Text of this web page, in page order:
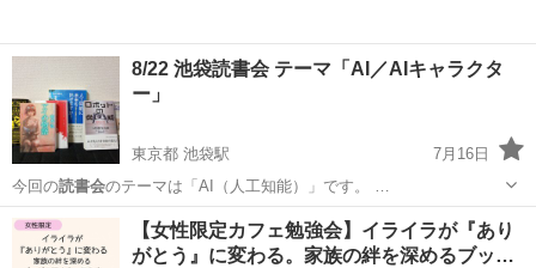
8/22 池袋読書会 テーマ「AI／AIキャラクタ
ー」
東京都 池袋駅
7月16日
今回の読書会のテーマは「AI（人工知能）」です。 …
東京 池袋駅 その他 読書会
【女性限定カフェ勉強会】イライラが『あり
がとう』に変わる。家族の絆を深めるブッ…